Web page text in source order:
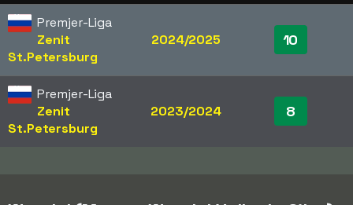
Premjer-Liga
Zenit
St.Petersburg
2024/2025 10
Premjer-Liga
Zenit
St.Petersburg
2023/2024 8